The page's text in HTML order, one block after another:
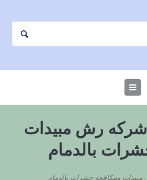
رش مبيدات
بالدمام
ومكافحه حشرات بالدمام